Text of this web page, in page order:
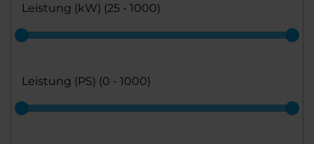
Leistung (kW) (25 - 1000)
Leistung (PS) (0 - 1000)